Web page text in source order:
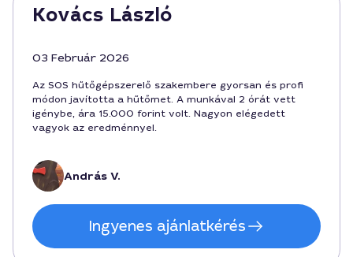
Kovács László
03 Február 2026
Az SOS hűtőgépszerelő szakembere gyorsan és profi
módon javította a hűtőmet. A munkával 2 órát vett
igénybe, ára 15.000 forint volt. Nagyon elégedett
vagyok az eredménnyel.
András V.
Ingyenes ajánlatkérés